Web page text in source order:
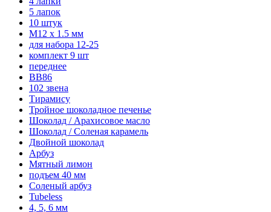
5 лапок
10 штук
М12 x 1.5 мм
для набора 12-25
комплект 9 шт
переднее
BB86
102 звена
Тирамису
Тройное шоколадное печенье
Шоколад / Арахисовое масло
Шоколад / Соленая карамель
Двойной шоколад
Арбуз
Мятный лимон
подъем 40 мм
Соленый арбуз
Tubeless
4, 5, 6 мм